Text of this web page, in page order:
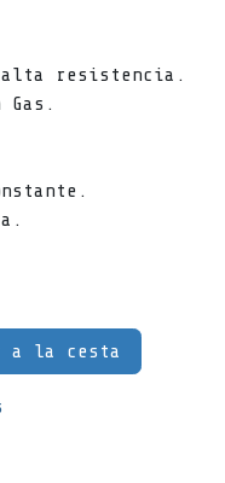
alta resistencia.
Gas.
a la cesta